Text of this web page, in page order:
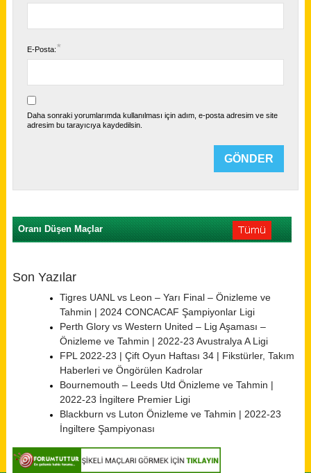
E-Posta:*
Daha sonraki yorumlarımda kullanılması için adım, e-posta adresim ve site
adresim bu tarayıcıya kaydedilsin.
Oranı Düşen Maçlar
Son Yazılar
Tigres UANL vs Leon – Yarı Final – Önizleme ve
Tahmin | 2024 CONCACAF Şampiyonlar Ligi
Perth Glory vs Western United – Lig Aşaması –
Önizleme ve Tahmin | 2022-23 Avustralya A Ligi
FPL 2022-23 | Çift Oyun Haftası 34 | Fikstürler, Takım
Haberleri ve Öngörülen Kadrolar
Bournemouth – Leeds Utd Önizleme ve Tahmin |
2022-23 İngiltere Premier Ligi
Blackburn vs Luton Önizleme ve Tahmin | 2022-23
İngiltere Şampiyonası